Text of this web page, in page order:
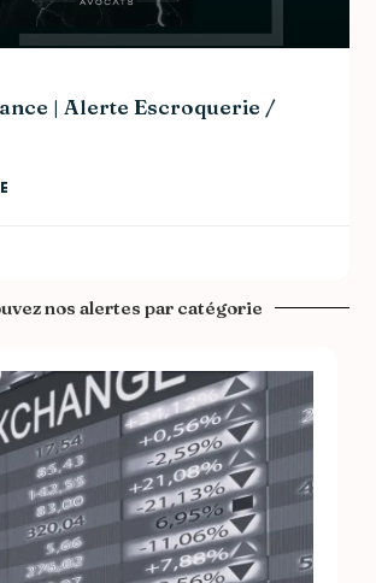
| Alerte Escroquerie /
nos alertes par catégorie